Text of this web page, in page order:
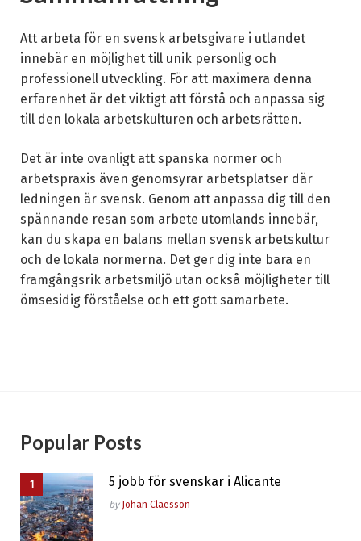
Att arbeta för en svensk arbetsgivare i utlandet
innebär en möjlighet till unik personlig och
professionell utveckling. För att maximera denna
erfarenhet är det viktigt att förstå och anpassa sig
till den lokala arbetskulturen och arbetsrätten.
Det är inte ovanligt att spanska normer och
arbetspraxis även genomsyrar arbetsplatser där
ledningen är svensk. Genom att anpassa dig till den
spännande resan som arbete utomlands innebär,
kan du skapa en balans mellan svensk arbetskultur
och de lokala normerna. Det ger dig inte bara en
framgångsrik arbetsmiljö utan också möjligheter till
ömsesidig förståelse och ett gott samarbete.
Popular Posts
5 jobb för svenskar i Alicante
Posted
by Johan Claesson